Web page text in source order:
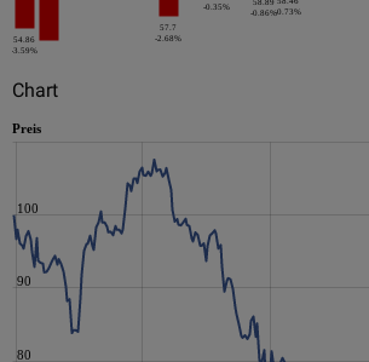
54.86
-3.59%
57.7
-2.68%
-0.35%
58.89
-0.86%-0.73%
Chart
Preis
80
90
100